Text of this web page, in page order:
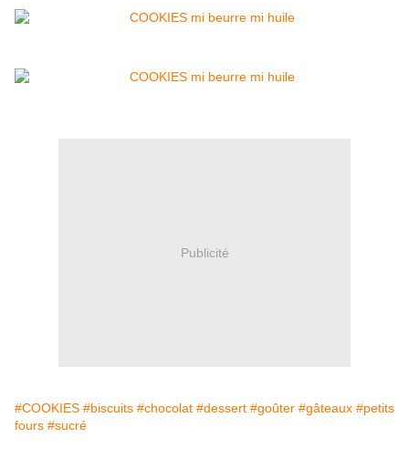
Publicité
#COOKIES #biscuits #chocolat #dessert #goûter #gâteaux #petits
fours #sucré